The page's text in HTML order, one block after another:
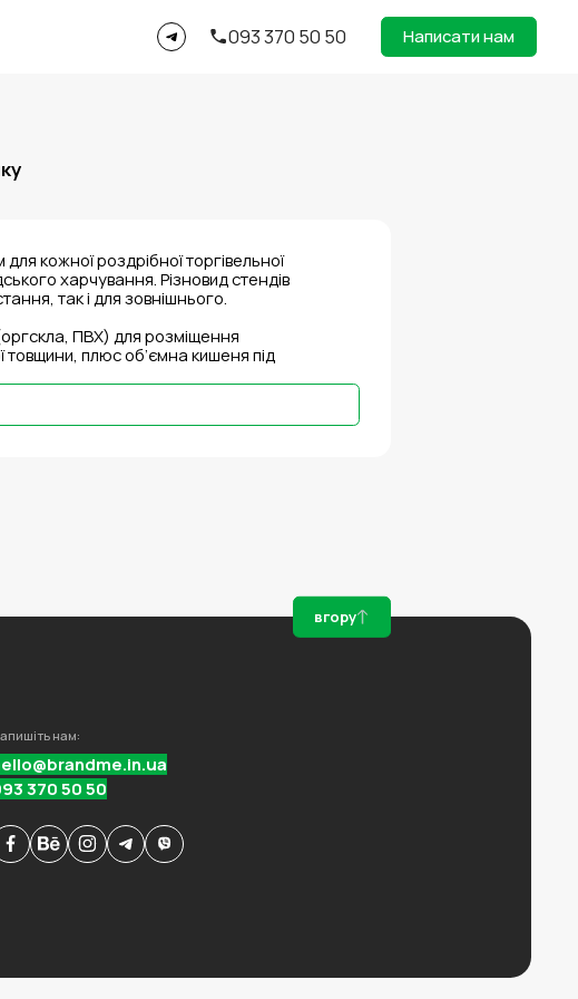
093 370 50 50 Написати нам
кожної роздрібної торгівельної
харчування. Різновид стендів
так і для зовнішнього.
ПВХ) для розміщення
товщини, плюс об’ємна кишеня під
нам:
370 50 50
вгору